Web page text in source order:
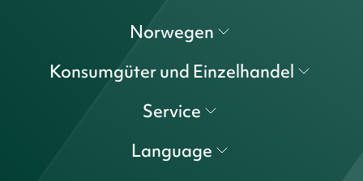
Norwegen
Konsumgüter und Einzelhandel
Service
Language